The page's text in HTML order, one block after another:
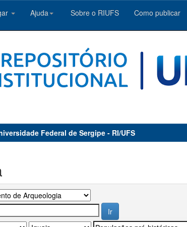
Ajuda Sobre o RIUFS Como publicar
Federal de Sergipe - RI/UFS